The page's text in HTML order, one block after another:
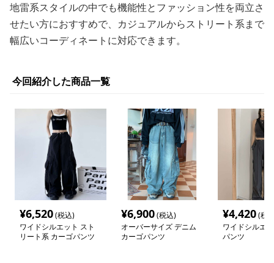
地雷系スタイルの中でも機能性とファッション性を両立さ
せたい方におすすめで、カジュアルからストリート系まで
幅広いコーディネートに対応できます。
今回紹介した商品一覧
¥6,520(税込)
ワイドシルエット スト
リート系 カーゴパンツ
¥6,900(税込)
オーバーサイズ デニム
カーゴパンツ
¥4,420(税
ワイドシルエ
パンツ